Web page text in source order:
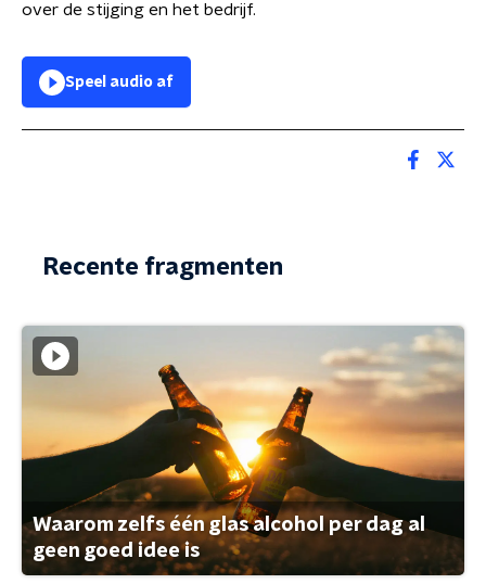
over de stijging en het bedrijf.
Speel audio af
Recente fragmenten
Waarom zelfs één glas alcohol per dag al
geen goed idee is